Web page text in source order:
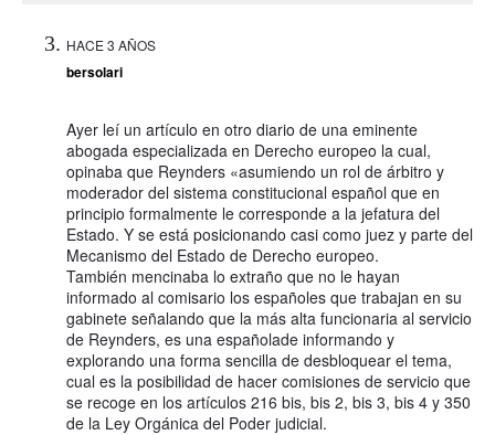
HACE 3 AÑOS
bersolari
Ayer leí un artículo en otro diario de una eminente
abogada especializada en Derecho europeo la cual,
opinaba que Reynders «asumiendo un rol de árbitro y
moderador del sistema constitucional español que en
principio formalmente le corresponde a la jefatura del
Estado. Y se está posicionando casi como juez y parte del
Mecanismo del Estado de Derecho europeo.
También mencinaba lo extraño que no le hayan
informado al comisario los españoles que trabajan en su
gabinete señalando que la más alta funcionaria al servicio
de Reynders, es una españolade informando y
explorando una forma sencilla de desbloquear el tema,
cual es la posibilidad de hacer comisiones de servicio que
se recoge en los artículos 216 bis, bis 2, bis 3, bis 4 y 350
de la Ley Orgánica del Poder judicial.